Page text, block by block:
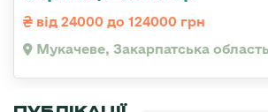
від 24000 до 124000 грн
Мукачеве, Закарпатська